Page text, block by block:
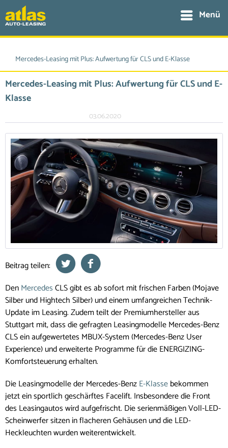
Menü
Mercedes-Leasing mit Plus: Aufwertung für CLS und E-Klasse
Mercedes-Leasing mit Plus: Aufwertung für CLS und E-
Klasse
03.06.2020
Beitrag teilen:
DenMercedesCLS gibt es ab sofort mit frischen Farben (Mojave
Silber und Hightech Silber) und einem umfangreichen Technik-
Update im Leasing. Zudem teilt der Premiumhersteller aus
Stuttgart mit, dass die gefragten Leasingmodelle Mercedes-Benz
CLS ein aufgewertetes MBUX-System (Mercedes-Benz User
Experience) und erweiterte Programme für die ENERGIZING-
Komfortsteuerung erhalten.
Die Leasingmodelle der Mercedes-BenzE-Klassebekommen
jetzt ein sportlich geschärftes Facelift. Insbesondere die Front
des Leasingautos wird aufgefrischt. Die serienmäßigen Voll-LED-
Scheinwerfer sitzen in flacheren Gehäusen und die LED-
Heckleuchten wurden weiterentwickelt.